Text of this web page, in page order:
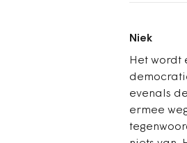
Niek
Het
evenals
ermee